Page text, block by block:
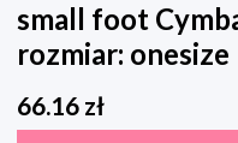
small foot
rozmiar: onesize
66.16 zł